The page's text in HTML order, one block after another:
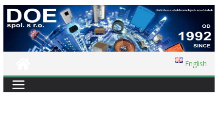
Přeskočit
na
English